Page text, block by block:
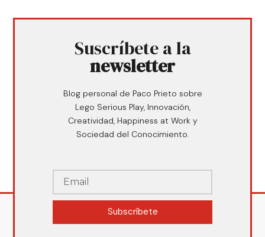
Suscríbete a la
newsletter
Blog personal de Paco Prieto sobre
Lego Serious Play, Innovación,
Creatividad, Happiness at Work y
Sociedad del Conocimiento.
Subscríbete